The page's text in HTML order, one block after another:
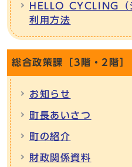
HELLO CYCLING（
利用方法
総合政策課［3階・2階］
お知らせ
町長あいさつ
町の紹介
財政関係資料